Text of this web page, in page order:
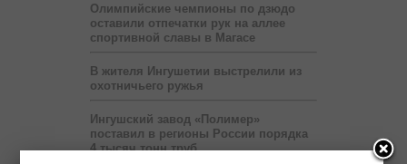
Олимпийские чемпионы по дзюдо
оставили отпечатки рук на аллее
спортивной славы в Магасе
В жителя Ингушетии выстрелили из
охотничьего ружья
Ингушский завод «Полимер»
поставил в регионы России порядка
4 тысяч тонн труб